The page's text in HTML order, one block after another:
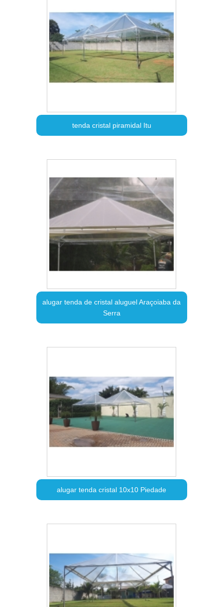
tenda cristal piramidal Itu
alugar tenda de cristal aluguel Araçoiaba da
Serra
alugar tenda cristal 10x10 Piedade